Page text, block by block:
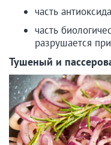
часть
часть
разрушается
Тушеный и